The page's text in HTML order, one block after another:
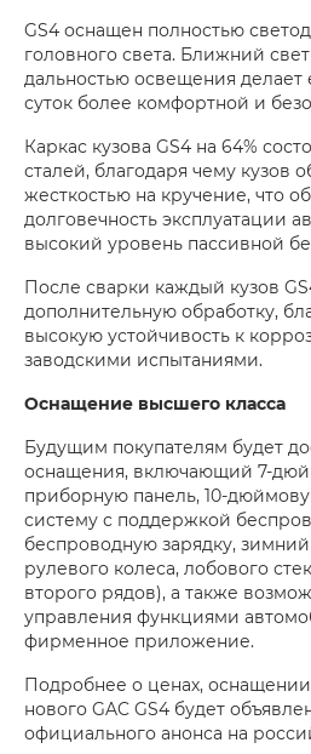
GS4 оснащен полностью
головного света. Ближний
дальностью освещения делает
суток более комфортной и
Каркас кузова GS4 на 64%
сталей, благодаря чему кузов
жесткостью на кручение, что
долговечность эксплуатации
высокий уровень пассивной
После сварки каждый кузов
дополнительную обработку,
высокую устойчивость к
заводскими испытаниями.
Оснащение высшего класса
Будущим покупателям будет
оснащения, включающий 7-
приборную панель, 10-
систему с поддержкой
беспроводную зарядку,
рулевого колеса, лобового
второго рядов), а также
управления функциями
фирменное приложение.
Подробнее о ценах,
нового GAC GS4 будет
официального анонса на